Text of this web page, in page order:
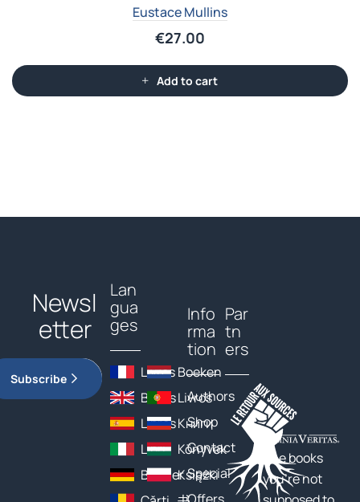
Eustace Mullins
€27.00
Add to cart
Newsl
etter
Subscribe
Lan
gua
ges
Livres
Books
Libros
Libri
Bücher
Boeken
Livros
Книги
Könyvek
Książki
Info
rma
tion
Authors
Shop
Contact
Special
Offers
Par
tn
ers
The books
you’re not